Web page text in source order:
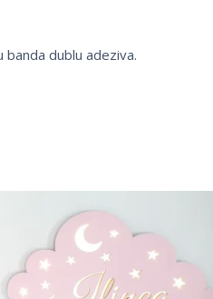
dublu adeziva.